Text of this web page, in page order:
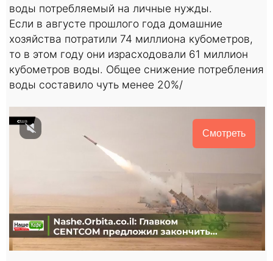
воды потребляемый на личные нужды.
Если в августе прошлого года домашние
хозяйства потратили 74 миллиона кубометров,
то в этом году они израсходовали 61 миллион
кубометров воды. Общее снижение потребления
воды составило чуть менее 20%/
Смотреть